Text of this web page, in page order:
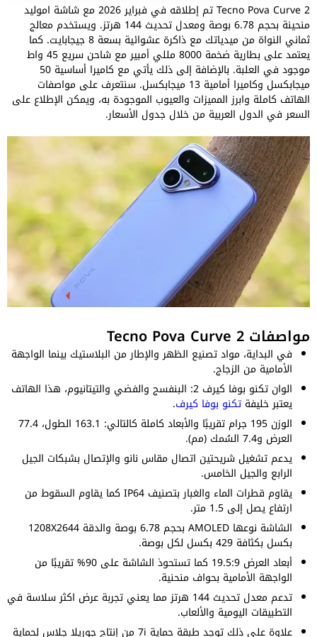
Tecno Pova Curve 2 تم إطلاقه في فبراير 2026 مع شاشة اموليد
منحينة بحجم 6.78 بوصة ومعدل تحديث 144 هرتز. ويستخدم معالج
ثماني النواة من ميدياتك مع ذاكرة عشوائية بسعة 8 جيجابايت. كما
يعتمد على بطارية ضخمة 8000 مللي أمبير مع شاحن سريع 45 واط
موجود في العلبة. بالإضافة إلى ذلك يأتي مع كاميرا أساسية 50
ميجابكسل وكاميرا أمامية 13 ميجابكسل. سنتعرف على مواصفات
الهاتف كاملة وابرز المميزات والعيوب الموجودة به، ويمكن الإطلاع على
السعر في الدول العربية من خلال جدول الأسعار.
مواصفات Tecno Pova Curve 2
في البداية، مواد تصنيع الظهر والإطار من البلاستيك بينما الواجهة
الأمامية من الزجاج.
الوان تكنو بوفا كيرف 2: البنفسج والفضي والتيتانيوم، هذا الهاتف
يعتبر خليفة تكنو بوفا كيرف.
الوزن 195 جرام تقريبًا والأبعاد كاملة كالتالي: 163.1 الطول، 77.4
العرض و7.4 السُمك (مم).
يدعم تشغيل شريحتين اتصال مقاس نانو والإتصال بشبكات الجيل
الرابع والجيل الخامس.
يقاوم قطرات الماء والغبار بتصنيف IP64 كما يقاوم السقوط من
ارتفاع يصل إلى 1.5 متر.
الشاشة نوعها AMOLED بحجم 6.78 بوصة والدقة 1208X2644
بكسل بكثافة 429 بكسل لكل بوصة.
أبعاد العرض 19.5:9 كما تستحوذ الشاشة على 90% تقريبًا من
الواجهة الأمامية بحواف منحنية.
تدعم معدل تحديث 144 هرتز مما يعني تجربة عرض اكثر سلاسة في
التطبيقات اليومية والألعاب.
علاوة على ذلك توجد طبقة حماية 7i من إنتاج جوريلا جلاس لحماية